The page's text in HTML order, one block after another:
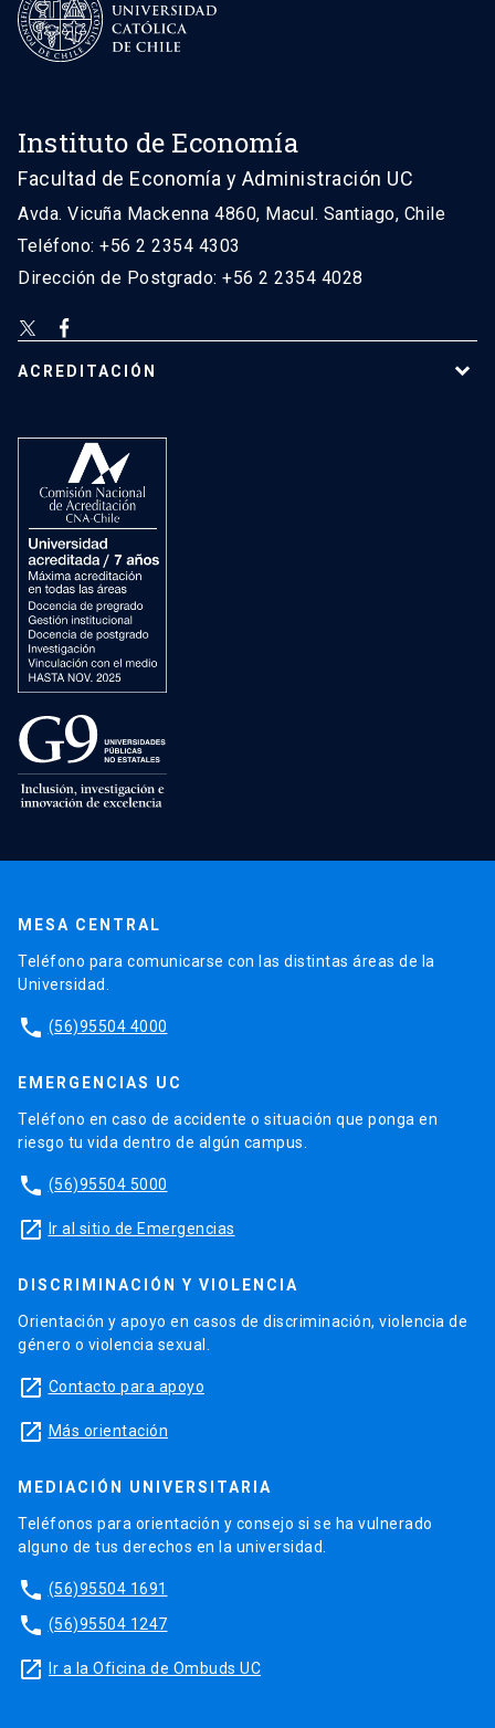
Instituto de Economía
Facultad de Economía y Administración UC
Avda. Vicuña Mackenna 4860, Macul. Santiago, Chile
Teléfono: +56 2 2354 4303
Dirección de Postgrado: +56 2 2354 4028
ACREDITACIÓN
MESA CENTRAL
Teléfono para comunicarse con las distintas áreas de la
Universidad.
phone (56)95504 4000
EMERGENCIAS UC
Teléfono en caso de accidente o situación que ponga en
riesgo tu vida dentro de algún campus.
phone (56)95504 5000
launch Ir al sitio de Emergencias
DISCRIMINACIÓN Y VIOLENCIA
Orientación y apoyo en casos de discriminación, violencia de
género o violencia sexual.
launch Contacto para apoyo
launch Más orientación
MEDIACIÓN UNIVERSITARIA
Teléfonos para orientación y consejo si se ha vulnerado
alguno de tus derechos en la universidad.
phone (56)95504 1691
phone (56)95504 1247
launch Ir a la Oficina de Ombuds UC